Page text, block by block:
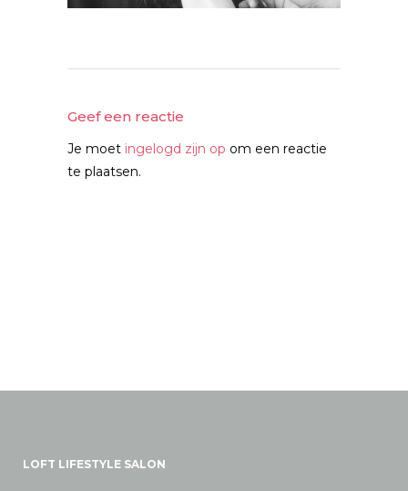
Geef een reactie
Je moet ingelogd zijn op om een reactie
te plaatsen.
LOFT LIFESTYLE SALON